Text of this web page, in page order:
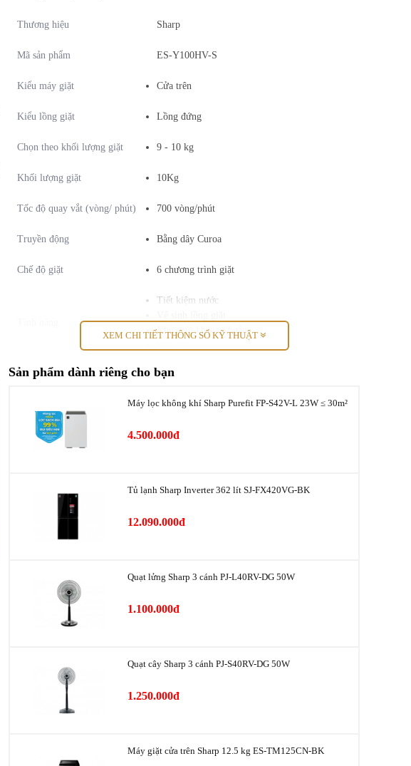
Thương hiệu Sharp
Mã sản phẩm ES-Y100HV-S
Kiểu máy giặt Cửa trên
Kiểu lồng giặt Lồng đứng
Chọn theo khối lượng giặt 9 - 10 kg
Khối lượng giặt 10Kg
Tốc độ quay vắt (vòng/ phút) 700 vòng/phút
Truyền động Bằng dây Curoa
Chế độ giặt 6 chương trình giặt
Tiết kiệm nước
Khử mùi kháng khuẩn
Số người sử dụng Trên 6 người (trên 8.5 Kg)
Thép không gỉ
Kích thước (mm) 570 x 590 x 924 mm
Trung Quốc
XEM CHI TIẾT THÔNG SỐ KỸ THUẬT
Sản phẩm dành riêng cho bạn
Máy lọc không khí Sharp Purefit FP-S42V-L 23W ≤ 30m²
4.500.000đ
Tủ lạnh Sharp Inverter 362 lít SJ-FX420VG-BK
12.090.000đ
Quạt lửng Sharp 3 cánh PJ-L40RV-DG 50W
1.100.000đ
Quạt cây Sharp 3 cánh PJ-S40RV-DG 50W
1.250.000đ
Máy giặt cửa trên Sharp 12.5 kg ES-TM125CN-BK